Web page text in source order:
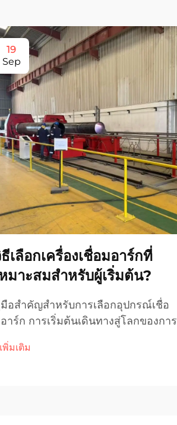
19
Sep
เลือกเครื่องเชื่อมอาร์กที่
มาะสมสำหรับผู้เริ่มต้น?
อสำคัญสำหรับการเลือกอุปกรณ์เชื่อ
าร์ก การเริ่มต้นเดินทางสู่โลกของการ
รื่องเชื่อมอาร์กหลากหลายประเภทให้
พิ่มเติม